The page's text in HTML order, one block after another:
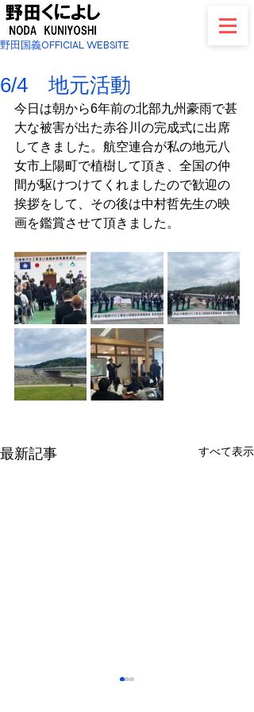
野田国義OFFICIAL WEBSITE
6/4 地元活動
今日は朝から6年前の北部九州豪雨で甚
大な被害が出た赤谷川の完成式に出席
してきました。航空連合が私の地元八
女市上陽町で植樹して頂き、全国の仲
間が駆けつけてくれましたので歓迎の
挨拶をして、その後は中村哲先生の映
画を鑑賞させて頂きました。
最新記事 すべて表示